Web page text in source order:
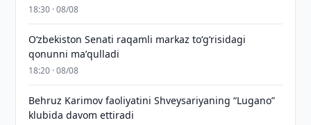
18:30 · 08/08
Oʻzbekiston Senati raqamli markaz toʻgʻrisidagi
qonunni maʼqulladi
18:20 · 08/08
Behruz Karimov faoliyatini Shveysariyaning “Lugano”
klubida davom ettiradi